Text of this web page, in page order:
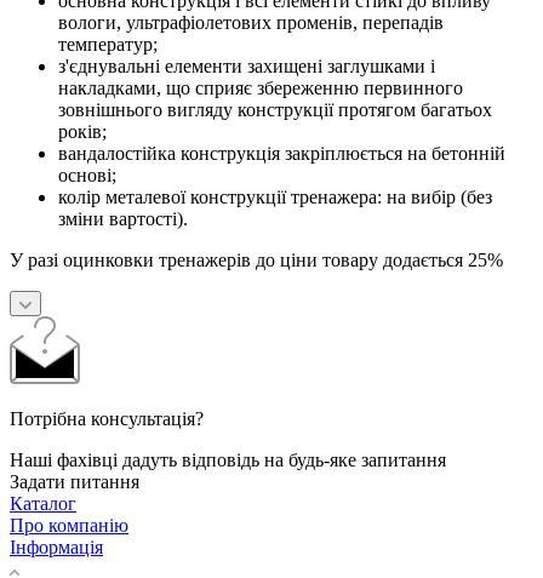
вологи, ультрафіолетових променів, перепадів
температур;
з'єднувальні елементи захищені заглушками і
накладками, що сприяє збереженню первинного
зовнішнього вигляду конструкції протягом багатьох
років;
вандалостійка конструкція закріплюється на бетонній
основі;
колір металевої конструкції тренажера: на вибір (без
зміни вартості).
У разі оцинковки тренажерів до ціни товару додається 25%
Потрібна консультація?
Наші фахівці дадуть відповідь на будь-яке запитання
Задати питання
Каталог
Про компанію
Інформація